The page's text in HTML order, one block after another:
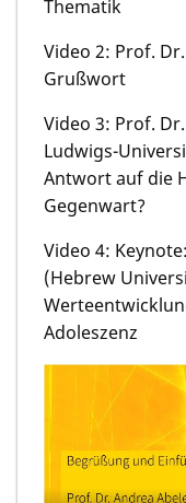
Thematik
Video 2: Prof.
Grußwort
Video 3: Prof.
Ludwigs-
Antwort auf die
Gegenwart?
Video 4:
(Hebrew
Adoleszenz